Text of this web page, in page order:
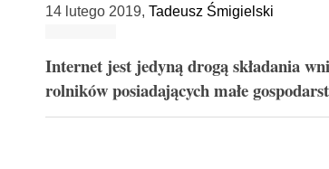
14 lutego 2019, Tadeusz Śmigielski
Internet jest jedyną drogą składania
rolników posiadających małe